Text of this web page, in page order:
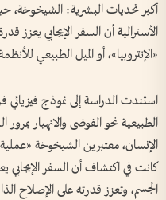
أكبر تحديات البشرية:
الأسترالية أن السفر الإيجابي يعزز
«الإنتروبيا»، أو الميل الطبيعي
استندت الدراسة إلى نموذج فيزيائي
الطبيعية نحو الفوضى والانهيار
الإنسان، معتبرين الشيخوخة «عملية
كانت في اكتشاف أن السفر
الجسم، وتعزز قدرته على الإصلاح